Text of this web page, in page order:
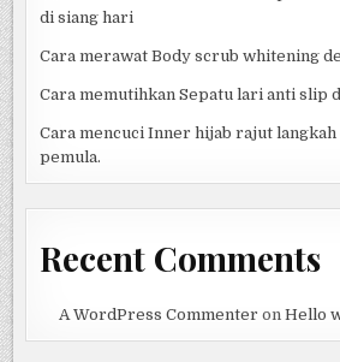
di siang hari
Cara merawat Body scrub whitening
Cara memutihkan Sepatu lari anti slip
Cara mencuci Inner hijab rajut
pemula.
Recent Comments
A WordPress Commenter on Hello